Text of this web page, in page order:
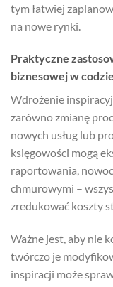
tym łatwiej
na nowe rynki.
Praktyczne
biznesowej w
Wdrożenie
zarówno zmianę
nowych usług lub
księgowości mogą
raportowania,
chmurowymi –
zredukować koszty
Ważne jest, aby nie
twórczo je
inspiracji może